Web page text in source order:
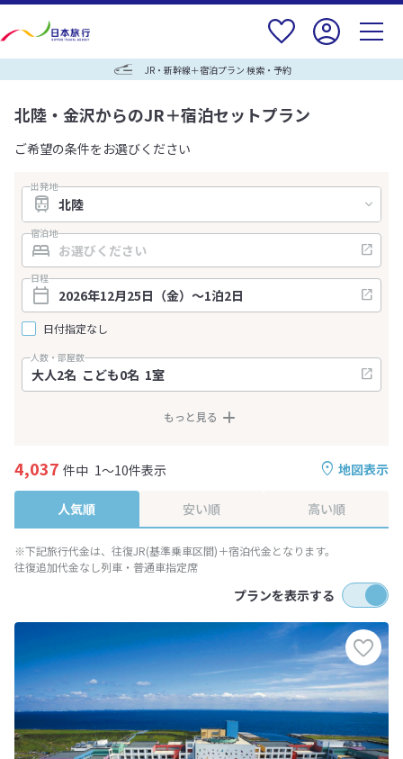
JR・新幹線＋宿泊プラン 検索・予約
北陸・金沢からのJR＋宿泊セットプラン
ご希望の条件をお選びください
出発地
宿泊地
日程
日付指定なし
人数・部屋数
もっと見る
地図表示
4,037 件中 1～10件表示
人気順 安い順 高い順
※下記旅行代金は、往復JR(基準乗車区間)＋宿泊代金となります。
往復追加代金なし列車・普通車指定席
プランを表示する